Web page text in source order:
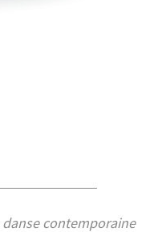
danse contemporaine